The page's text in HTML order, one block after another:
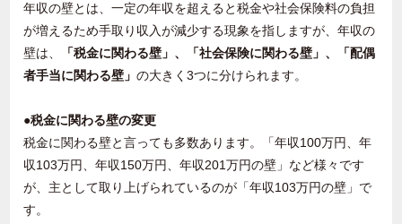
年収の壁とは、一定の年収を超えると税金や社会保険料の負担
が増えるため手取り収入が減少する現象を指しますが、年収の
壁は、
「税金に関わる壁」、「社会保険に関わる壁」、「配偶
者手当に関わる壁」の大きく3つに分けられます。
●税金に関わる壁の変更
税金に関わる壁と言っても多数あります。「年収100万円、年
収103万円、年収150万円、年収201万円の壁」など様々です
が、主として取り上げられているのが「年収103万円の壁」で
す。